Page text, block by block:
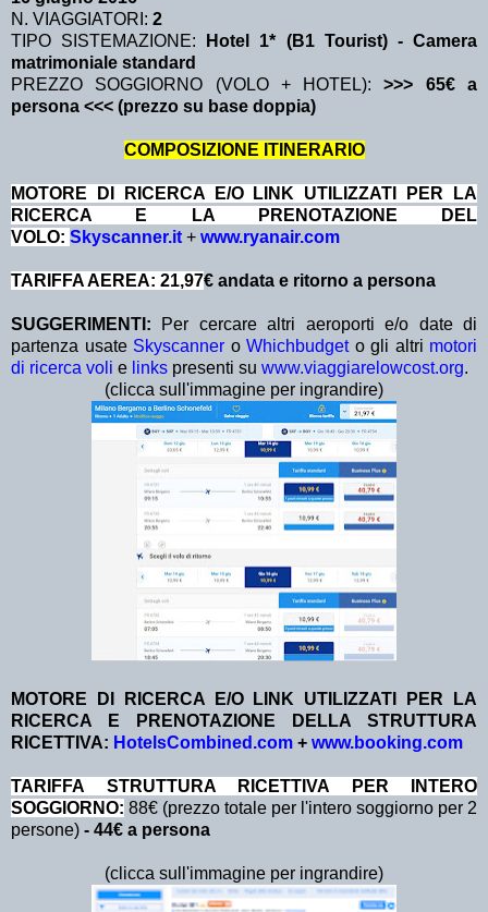
N. VIAGGIATORI: 2
TIPO SISTEMAZIONE:
Hotel 1* (B1 Tourist) - Camera
matrimoniale standard
PREZZO SOGGIORNO (VOLO + HOTEL):>>> 65€ a
persona <<< (prezzo su base doppia)
COMPOSIZIONE ITINERARIO
MOTORE DI RICERCA E/O LINK UTILIZZATI PER LA
RICERCA E LA PRENOTAZIONE DEL
VOLO: Skyscanner.it + www.ryanair.com
TARIFFA AEREA: 21,97€ andata e ritorno a persona
SUGGERIMENTI: Per cercare altri aeroporti e/o date di
partenza usate Skyscanner o Whichbudgeto gli altri motori
di ricerca voli e links presenti su www.viaggiarelowcost.org.
(clicca sull'immagine per ingrandire)
MOTORE DI RICERCA E/O LINK UTILIZZATI PER LA
RICERCA E PRENOTAZIONE DELLA STRUTTURA
RICETTIVA: HotelsCombined.com + www.booking.com
TA RIFFA STRUTTURA RICETTIVA PER INTERO
SOGGIORNO: 88€ (prezzo totale per l'intero soggiorno per 2
persone) - 44€ a persona
(clicca sull'immagine per ingrandire)